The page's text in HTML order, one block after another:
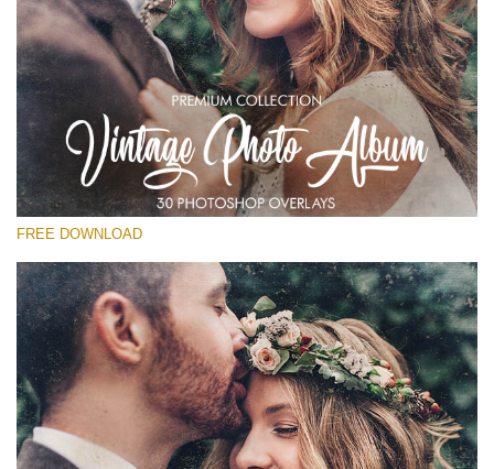
โปรดเลือก
Free Photoshop Overlay
Small 800*533px
Vintage Photo Album
(30 Overlays)
Entire Collection
(1783 Overlays)
Large 6000*4000px
ดาวน์โหลดฟรี
FREE DOWNLOAD